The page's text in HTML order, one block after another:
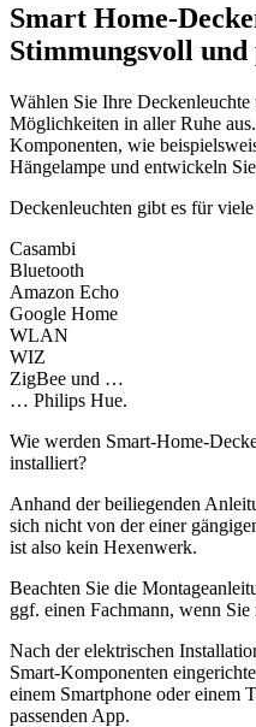
Smart Home-
Stimmungsvoll
Wählen Sie Ihre
Möglichkeiten in aller Ruhe
Komponenten, wie
Hängelampe und entwickeln
Deckenleuchten gibt es für
Casambi
Bluetooth
Amazon Echo
Google Home
WLAN
WIZ
ZigBee und …
… Philips Hue.
Wie werden Smart-Home-
installiert?
Anhand der beiliegenden
sich nicht von der einer
ist also kein Hexenwerk.
Beachten Sie die
ggf. einen Fachmann, wenn
Nach der elektrischen
Smart-Komponenten
einem Smartphone oder einem
passenden App.